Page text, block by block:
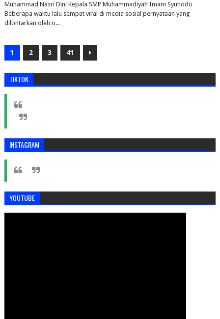
Muhammad Nasri Dini Kepala SMP Muhammadiyah Imam Syuhodo
Beberapa waktu lalu sempat viral di media sosial pernyataan yang
dilontarkan oleh o...
1 2 3 41
TIKTOK
INSTAGRAM
YOUTUBE